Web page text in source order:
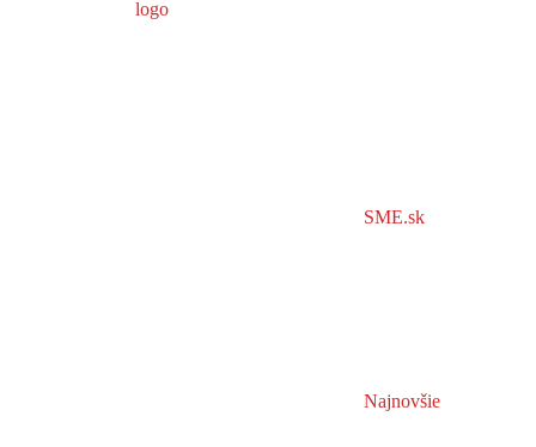
SME.sk
Najnovšie